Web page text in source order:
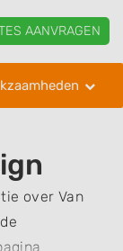
AANVRAGEN
over Van